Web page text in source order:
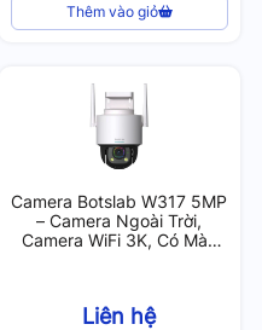
Thêm vào giỏ
Camera Botslab W317 5MP
– Camera Ngoài Trời,
Camera WiFi 3K, Có Màu
Liên hệ